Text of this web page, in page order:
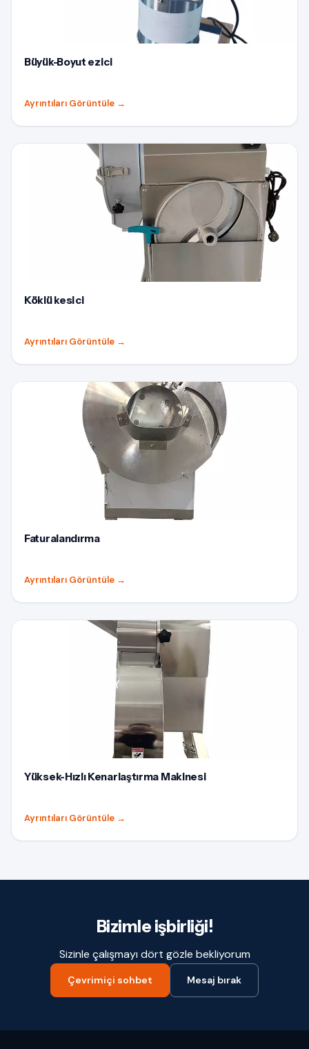
Büyük-Boyut ezici
Ayrıntıları Görüntüle →
Köklü kesici
Ayrıntıları Görüntüle →
Faturalandırma
Ayrıntıları Görüntüle →
Yüksek-Hızlı Kenarlaştırma Makinesi
Ayrıntıları Görüntüle →
Bizimle işbirliği!
Sizinle çalışmayı dört gözle bekliyorum
Çevrimiçi sohbet Mesaj bırak